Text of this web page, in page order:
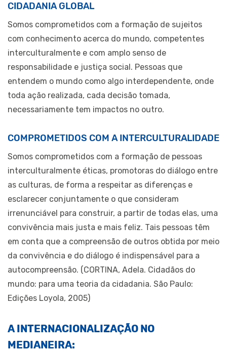
CIDADANIA GLOBAL
Somos comprometidos com a formação de sujeitos
com conhecimento acerca do mundo, competentes
interculturalmente e com amplo senso de
responsabilidade e justiça social. Pessoas que
entendem o mundo como algo interdependente, onde
toda ação realizada, cada decisão tomada,
necessariamente tem impactos no outro.
COMPROMETIDOS COM A INTERCULTURALIDADE
Somos comprometidos com a formação de pessoas
interculturalmente éticas, promotoras do diálogo entre
as culturas, de forma a respeitar as diferenças e
esclarecer conjuntamente o que consideram
irrenunciável para construir, a partir de todas elas, uma
convivência mais justa e mais feliz. Tais pessoas têm
em conta que a compreensão de outros obtida por meio
da convivência e do diálogo é indispensável para a
autocompreensão. (CORTINA, Adela. Cidadãos do
mundo: para uma teoria da cidadania. São Paulo:
Edições Loyola, 2005)
A INTERNACIONALIZAÇÃO NO
MEDIANEIRA: